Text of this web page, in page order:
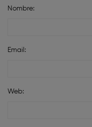
Nombre:
Email:
Web: